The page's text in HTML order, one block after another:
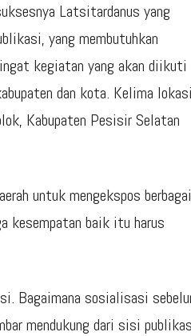
Latsitardanus yang
yang membutuhkan
kegiatan yang akan diikuti
dan kota. Kelima lokasi
Kabupaten Pesisir Selatan
untuk mengekspos berbagai
kesempatan baik itu harus
Bagaimana sosialisasi
mendukung dari sisi